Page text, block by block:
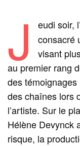
J eudi soir,
consacré
visant
au premier rang
des
des chaînes lors
l’artiste. Sur le
Hélène Devynck
risque, la